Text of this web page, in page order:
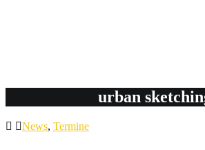
urban
News, Termine